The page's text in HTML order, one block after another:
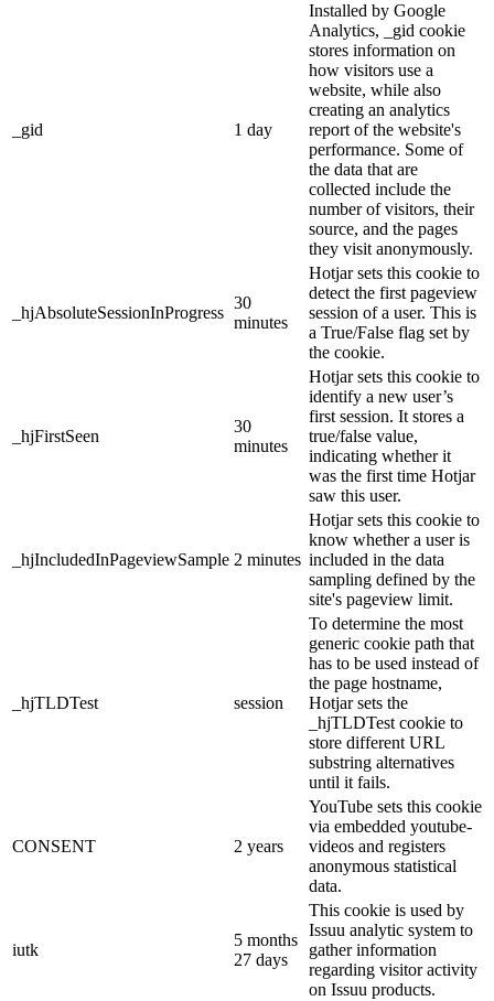
_gid 1 day
Installed by Google
Analytics, _gid cookie
stores information on
how visitors use a
website, while also
creating an analytics
report of the website's
performance. Some of
the data that are
collected include the
number of visitors, their
source, and the pages
they visit anonymously.
_hjAbsoluteSessionInProgress
30
minutes
Hotjar sets this cookie to
detect the first pageview
session of a user. This is
a True/False flag set by
the cookie.
_hjFirstSeen
30
minutes
Hotjar sets this cookie to
identify a new user’s
first session. It stores a
true/false value,
indicating whether it
was the first time Hotjar
saw this user.
_hjIncludedInPageviewSample 2 minutes
Hotjar sets this cookie to
know whether a user is
included in the data
sampling defined by the
site's pageview limit.
_hjTLDTest session
To determine the most
generic cookie path that
has to be used instead of
the page hostname,
Hotjar sets the
_hjTLDTest cookie to
store different URL
substring alternatives
until it fails.
CONSENT 2 years
YouTube sets this cookie
via embedded youtube-
videos and registers
anonymous statistical
data.
iutk
5 months
27 days
This cookie is used by
Issuu analytic system to
gather information
regarding visitor activity
on Issuu products.